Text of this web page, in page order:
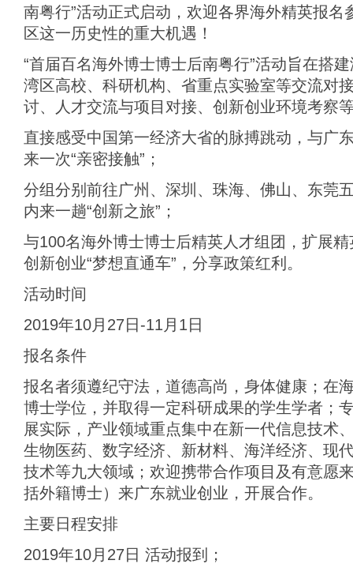
南粤行”活动正式启动，欢迎各界海外精英报名
区这一历史性的重大机遇！
“首届百名海外博士博士后南粤行”活动旨在搭
湾区高校、科研机构、省重点实验室等交流对
讨、人才交流与项目对接、创新创业环境考察
直接感受中国第一经济大省的脉搏跳动，与广
来一次“亲密接触”；
分组分别前往广州、深圳、珠海、佛山、东莞
内来一趟“创新之旅”；
与100名海外博士博士后精英人才组团，扩展
创新创业“梦想直通车”，分享政策红利。
活动时间
2019年10月27日-11月1日
报名条件
报名者须遵纪守法，道德高尚，身体健康；在
博士学位，并取得一定科研成果的学生学者；
展实际，产业领域重点集中在新一代信息技术
生物医药、数字经济、新材料、海洋经济、现
技术等九大领域；欢迎携带合作项目及有意愿
括外籍博士）来广东就业创业，开展合作。
主要日程安排
2019年10月27日 活动报到；